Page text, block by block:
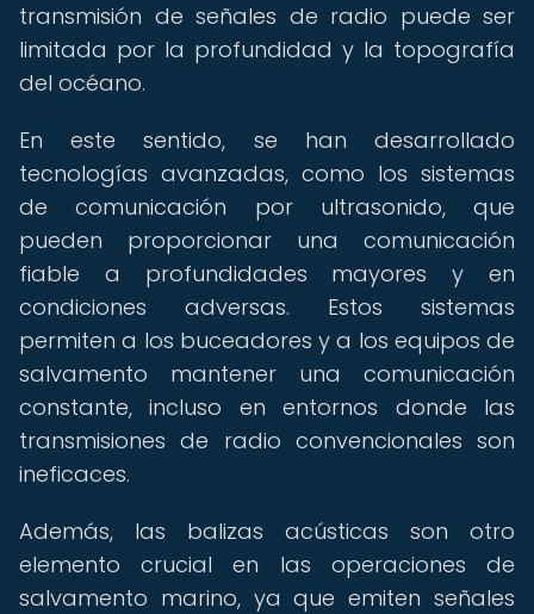
transmisión de señales de radio puede ser
limitada por la profundidad y la topografía
del océano.
En este sentido, se han desarrollado
tecnologías avanzadas, como los sistemas
de comunicación por ultrasonido, que
pueden proporcionar una comunicación
fiable a profundidades mayores y en
condiciones adversas. Estos sistemas
permiten a los buceadores y a los equipos de
salvamento mantener una comunicación
constante, incluso en entornos donde las
transmisiones de radio convencionales son
ineficaces.
Además, las balizas acústicas son otro
elemento crucial en las operaciones de
salvamento marino, ya que emiten señales